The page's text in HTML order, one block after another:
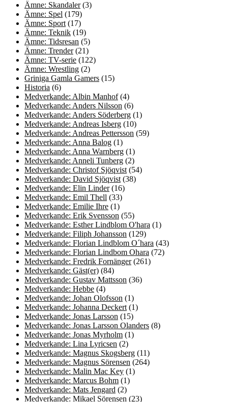
Ämne: Skandaler(3)
Ämne: Spel (179)
Ämne: Sport (17)
Ämne: Teknik (19)
Ämne: Tidsresan (5)
Ämne: Trender(21)
Ämne: TV-serie (122)
Ämne: Wrestling (2)
Griniga Gamla Gamers (15)
Historia (6)
Medverkande: Albin Manhof(4)
Medverkande: Anders Nilsson (6)
Medverkande: Anders Söderberg (1)
Medverkande: Andreas Isberg (10)
Medverkande: Andreas Pettersson (59)
Medverkande: Anna Balog (1)
Medverkande: Anna Warnberg (1)
Medverkande: Anneli Tunberg (2)
Medverkande: Christof Sjöqvist (54)
Medverkande: David Sjöqvist (38)
Medverkande: Elin Linder(16)
Medverkande: Emil Thell (33)
Medverkande: Emilie Ihre (1)
Medverkande: Erik Svensson (55)
Medverkande: Esther Lindblom O'hara (1)
Medverkande: Filiph Johansson (129)
Medverkande: Florian Lindblom O´hara (43)
Medverkande: Florian Lindbom Ohara (72)
Medverkande: Fredrik Fornänger(261)
Medverkande: Gäst(er) (84)
Medverkande: Gustav Mattsson (36)
Medverkande: Hebbe (4)
Medverkande: Johan Olofsson (1)
Medverkande: Johanna Deckert (1)
Medverkande: Jonas Larsson (15)
Medverkande: Jonas Larsson Olanders (8)
Medverkande: Jonas Myrholm (1)
Medverkande: Lina Lyricsen (2)
Medverkande: Magnus Skogsberg (11)
Medverkande: Magnus Sörensen (264)
Medverkande: Malin Mac Key (1)
Medverkande: Marcus Bohm (1)
Medverkande: Mats Jengard (2)
Medverkande: Mikael Sörensen (23)